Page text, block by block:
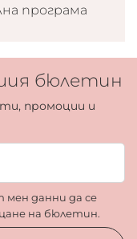
програма
бюлетин
промоции и
мен данни да се
на бюлетин.